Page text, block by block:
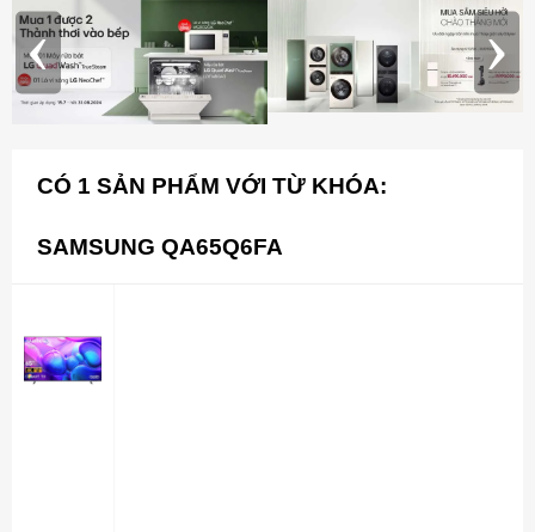
‹ ›
CÓ 1 SẢN PHẨM VỚI TỪ KHÓA:
SAMSUNG QA65Q6FA